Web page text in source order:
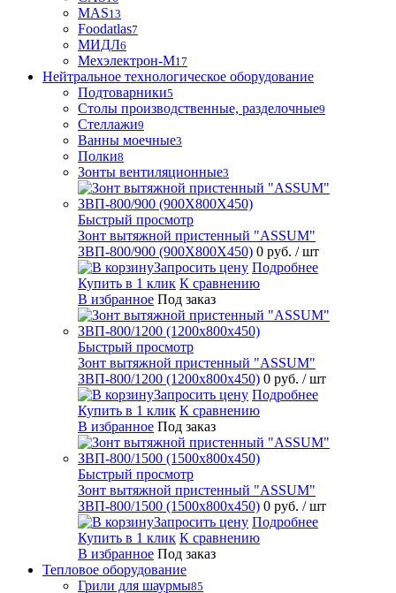
MAS13
Foodatlas7
МИДЛ6
Мехэлектрон-М17
Нейтральное технологическое оборудование
Подтоварники5
Столы производственные, разделочные9
Стеллажи9
Ванны моечные3
Полки8
Зонты вентиляционные3
Быстрый просмотр
Зонт вытяжной пристенный "ASSUM"
ЗВП-800/900 (900Х800Х450) 0 руб. / шт
Запросить цену Подробнее
Купить в 1 клик К сравнению
В избранное Под заказ
Быстрый просмотр
Зонт вытяжной пристенный "ASSUM"
ЗВП-800/1200 (1200х800х450) 0 руб. / шт
Запросить цену Подробнее
Купить в 1 клик К сравнению
В избранное Под заказ
Быстрый просмотр
Зонт вытяжной пристенный "ASSUM"
ЗВП-800/1500 (1500х800х450) 0 руб. / шт
Запросить цену Подробнее
Купить в 1 клик К сравнению
В избранное Под заказ
Тепловое оборудование
Грили для шаурмы85